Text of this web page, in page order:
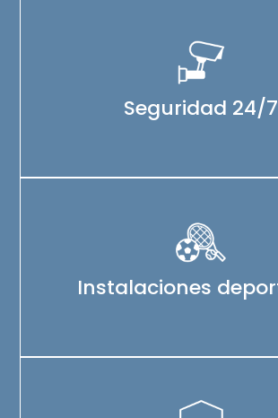
Seguridad 24/7
Instalaciones